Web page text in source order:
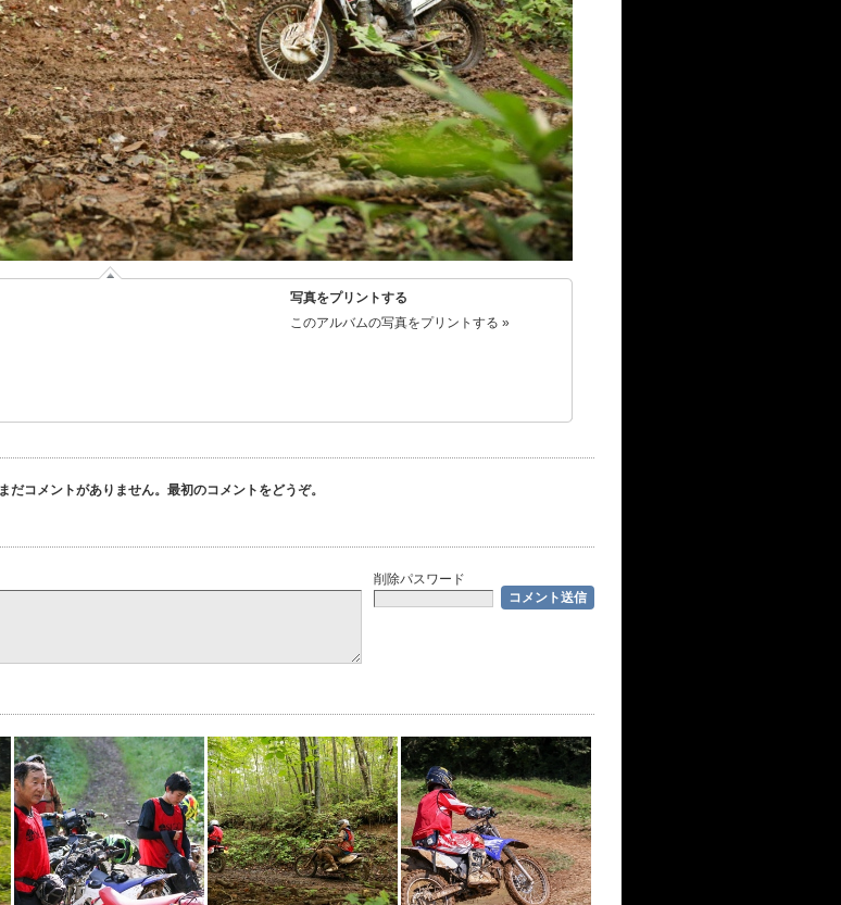
写真をプリントする
このアルバムの写真をプリントする »
だコメントがありません。最初のコメントをどうぞ。
削除パスワード